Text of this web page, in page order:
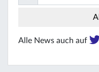
Alle News auch auf